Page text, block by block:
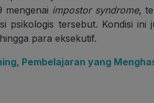
mengenai impostor syndrome,
psikologis tersebut. Kondisi ini
para eksekutif.
Pembelajaran yang